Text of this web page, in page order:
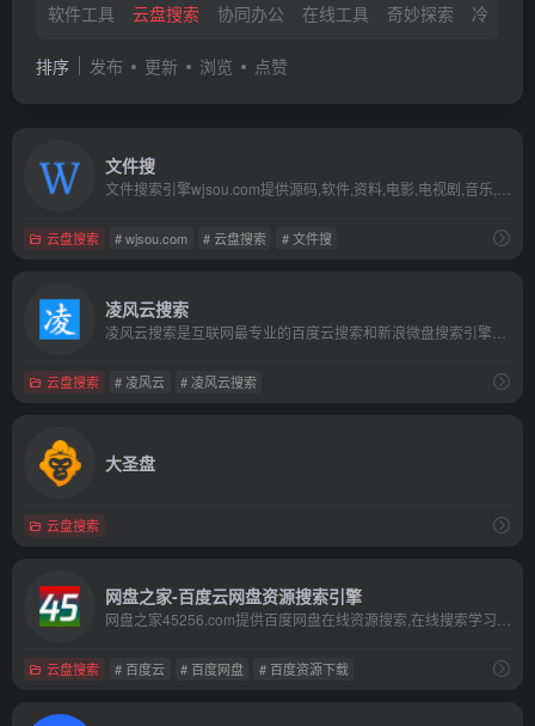
软件工具 云盘搜索 协同办公 在线工具 奇妙探索 冷门工
排序 发布 更新 浏览 点赞
文件搜
云盘搜索 # wjsou.com # 云盘搜索 # 文件搜
凌风云搜索
云盘搜索 # 凌风云 # 凌风云搜索
大圣盘
云盘搜索
网盘之家-百度云网盘资源搜索引擎
云盘搜索 # 百度云 # 百度网盘 # 百度资源下载